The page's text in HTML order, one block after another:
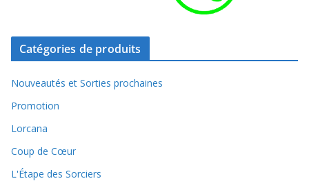
Catégories de produits
Nouveautés et Sorties prochaines
Promotion
Lorcana
Coup de Cœur
L'Étape des Sorciers